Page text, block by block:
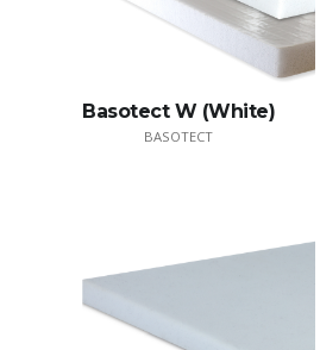
Basotect W (White)
BASOTECT